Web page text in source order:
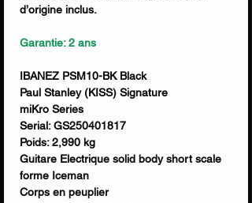
d’origine inclus.
Garantie: 2 ans
IBANEZ PSM10-BK Black
Paul Stanley (KISS) Signature
miKro Series
Serial: GS250401817
Poids: 2,990 kg
Guitare Electrique solid body short scale
forme Iceman
Corps en peuplier